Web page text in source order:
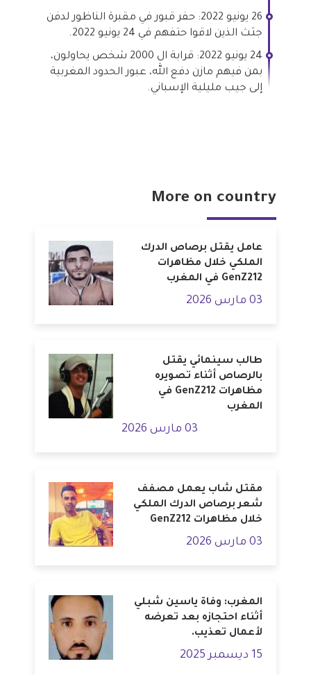
26 يونيو 2022: حفر قبور في مقبرة الناظور لدفن
جثث الذين لاقوا حتفهم في 24 يونيو 2022.
24 يونيو 2022: قرابة ال 2000 شخص يحاولون،
بمن فيهم مازن دفع الله، عبور الحدود المغربية
إلى جيب مليلية الإسباني.
More on country
عامل يقتل برصاص الدرك
الملكي خلال مظاهرات
GenZ212 في المغرب
03 مارس 2026
طالب سينمائي يقتل
بالرصاص أثناء تصويره
مظاهرات GenZ212 في
المغرب
03 مارس 2026
مقتل شاب يعمل مصفف
شعر برصاص الدرك الملكي
خلال مظاهرات GenZ212
03 مارس 2026
المغرب: وفاة ياسين شبلي
أثناء احتجازه بعد تعرضه
لأعمال تعذيب.
15 ديسمبر 2025